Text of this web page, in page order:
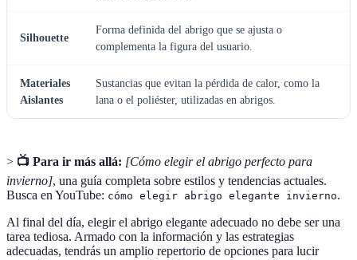
Silhouette
Forma definida del abrigo que se ajusta o
complementa la figura del usuario.
Materiales
Aislantes
Sustancias que evitan la pérdida de calor, como la
lana o el poliéster, utilizadas en abrigos.
> 📺 Para ir más allá: [Cómo elegir el abrigo perfecto para
invierno], una guía completa sobre estilos y tendencias actuales.
Busca en YouTube: cómo elegir abrigo elegante invierno.
Al final del día, elegir el abrigo elegante adecuado no debe ser una
tarea tediosa. Armado con la información y las estrategias
adecuadas, tendrás un amplio repertorio de opciones para lucir